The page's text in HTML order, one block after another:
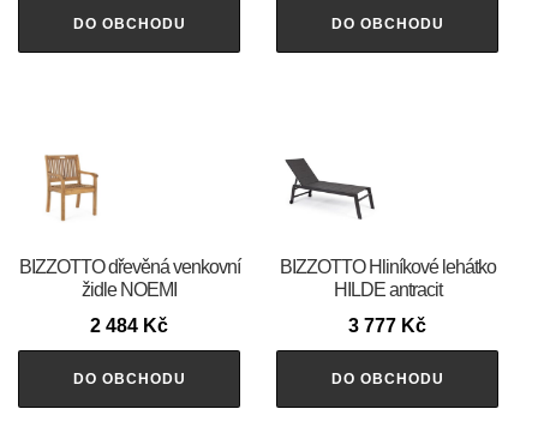
DO OBCHODU DO OBCHODU
BIZZOTTO dřevěná venkovní
židle NOEMI
2 484 Kč
DO OBCHODU
BIZZOTTO Hliníkové lehátko
HILDE antracit
3 777 Kč
DO OBCHODU